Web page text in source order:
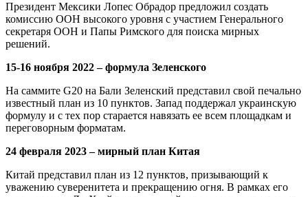
Президент Мексики Лопес Обрадор предложил создать
комиссию ООН высокого уровня с участием Генерального
секретаря ООН и Папы Римского для поиска мирных
решений.
15-16 ноября 2022 – формула Зеленского
На саммите G20 на Бали Зеленский представил свой печально
известный план из 10 пунктов. Запад поддержал украинскую
формулу и с тех пор старается навязать ее всем площадкам и
переговорным форматам.
24 февраля 2023 – мирный план Китая
Китай представил план из 12 пунктов, призывающий к
уважению суверенитета и прекращению огня. В рамках его